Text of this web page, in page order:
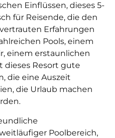
Einflüssen, dieses 5-
für Reisende, die den
Erfahrungen
Pools, einem
einem erstaunlichen
dieses Resort gute
die eine Auszeit
die Urlaub machen
Poolbereich,